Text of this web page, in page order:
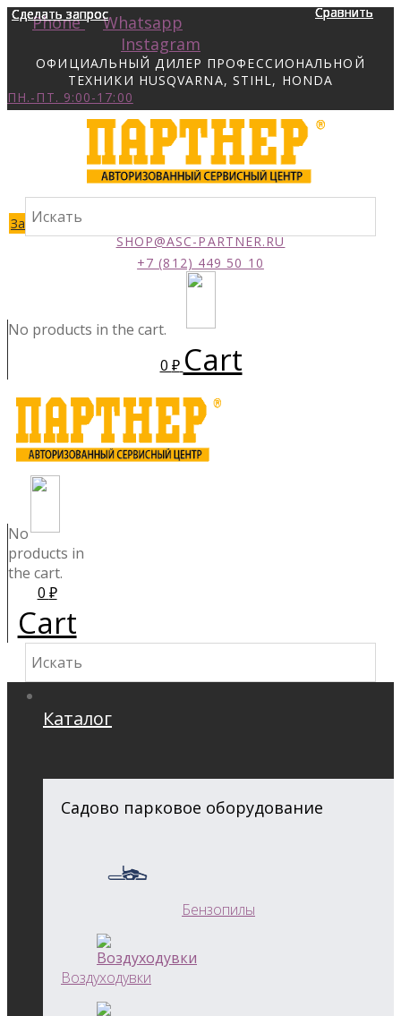
Phone
Whatsapp
Instagram
ОФИЦИАЛЬНЫЙ ДИЛЕР ПРОФЕССИОНАЛЬНОЙ
ТЕХНИКИ HUSQVARNA, STIHL, HONDA
ПН.-ПТ. 9:00-17:00
Заказать звонок
SHOP@ASC-PARTNER.RU
+7 (812) 449 50 10
No products in the cart.
0 ₽ Cart
No
products in
the cart.
0 ₽
Cart
Каталог
Садово парковое оборудование
Бензопилы
Воздуходувки
Сделать запрос Сравнить
Сделать запрос Сравнить
Сделать запрос Сравнить
Сделать запрос Сравнить